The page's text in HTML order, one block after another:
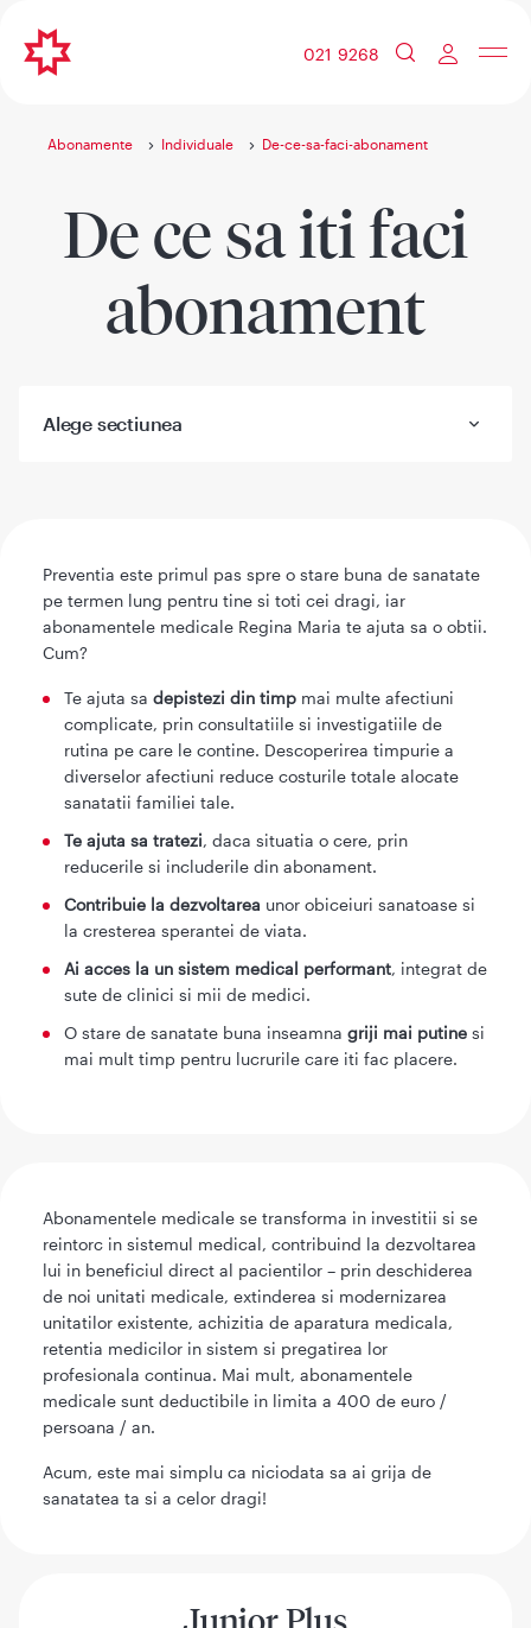
021 9268
Abonamente Individuale De-ce-sa-faci-abonament
De ce sa iti faci
abonament
Alege sectiunea
Preventia este primul pas spre o stare buna de sanatate
pe termen lung pentru tine si toti cei dragi, iar
abonamentele medicale Regina Maria te ajuta sa o obtii.
Cum?
Te ajuta sadepistezi din timp mai multe afectiuni
complicate, prin consultatiile si investigatiile de
rutina pe care le contine. Descoperirea timpurie a
diverselor afectiuni reduce costurile totale alocate
sanatatii familiei tale.
Te ajuta sa tratezi, daca situatia o cere, prin
reducerile si includerile din abonament.
Contribuie la dezvoltarea unor obiceiuri sanatoase si
la cresterea sperantei de viata.
Ai acces la un sistem medical performant, integrat de
sute de clinici si mii de medici.
O stare de sanatate buna inseamnagriji mai putine si
mai mult timp pentru lucrurile care iti fac placere.
Abonamentele medicale se transforma in investitii si se
reintorc in sistemul medical, contribuind la dezvoltarea
lui in beneficiul direct al pacientilor – prin deschiderea
de noi unitati medicale, extinderea si modernizarea
unitatilor existente, achizitia de aparatura medicala,
retentia medicilor in sistem si pregatirea lor
profesionala continua. Mai mult, abonamentele
medicale sunt deductibile in limita a 400 de euro /
persoana / an.
Acum, este mai simplu ca niciodata sa ai grija de
sanatatea ta si a celor dragi!